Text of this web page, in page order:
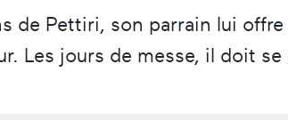
de Pettiri, son parrain lui
Les jours de messe, il doit